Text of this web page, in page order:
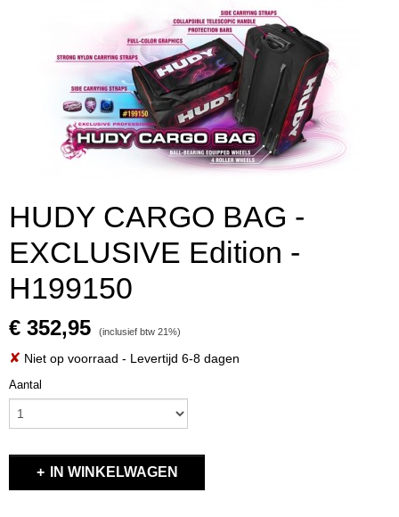
HUDY CARGO BAG -
EXCLUSIVE Edition -
H199150
€ 352,95 (inclusief btw 21%)
✘ Niet op voorraad - Levertijd 6-8 dagen
Aantal
IN WINKELWAGEN